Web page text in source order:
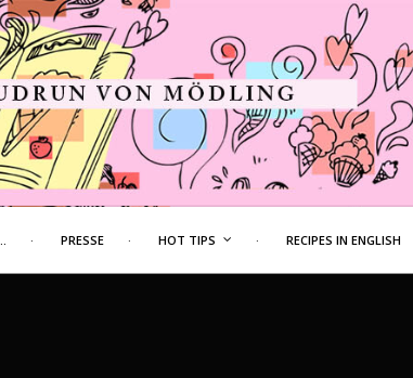
PRESSE HOT TIPS RECIPES IN ENGLISH